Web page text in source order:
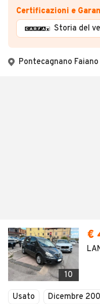
Certificazioni e
Storia del
Pontecagnano Faiano
10
€
Usato Dicembre